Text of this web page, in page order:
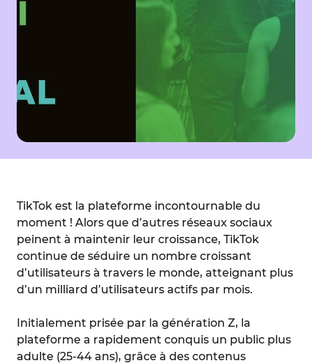
TikTok est la plateforme incontournable du
moment ! Alors que d’autres réseaux sociaux
peinent à maintenir leur croissance, TikTok
continue de séduire un nombre croissant
d’utilisateurs à travers le monde, atteignant plus
d’un milliard d’utilisateurs actifs par mois.
Initialement prisée par la génération Z, la
plateforme a rapidement conquis un public plus
adulte (25-44 ans), grâce à des contenus